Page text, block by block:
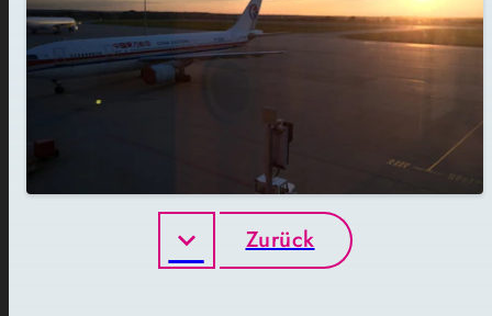
Zurück